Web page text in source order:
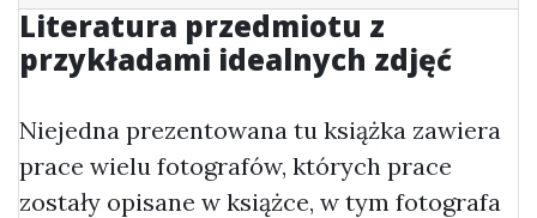
Literatura przedmiotu z
przykładami idealnych zdjęć
Niejedna prezentowana tu książka zawiera
prace wielu fotografów, których prace
zostały opisane w książce, w tym fotografa